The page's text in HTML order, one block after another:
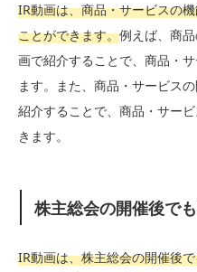
IR動画は、商品・サービスの
ことができます。例えば、商
画で紹介することで、商品・
ます。また、商品・サービス
紹介することで、商品・サー
きます。
株主総会の開催後で
IR動画は、株主総会の開催後